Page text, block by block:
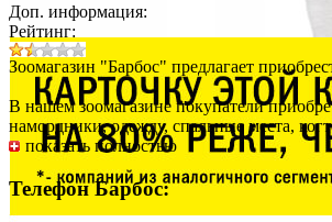
Доп. информация:
Рейтинг:
Зоомагазин "Барбос" предлагает
В нашем зоомагазине покупатели
намордники, одежду, спальные места,
показать полностью
Телефон Барбос: